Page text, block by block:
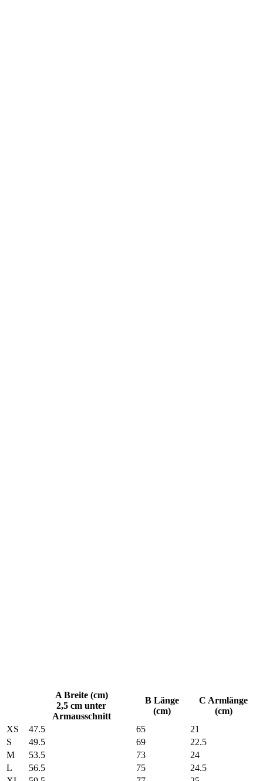
A Breite (cm)
2,5 cm unter
Armausschnitt
B Länge
(cm)
C Armlänge
(cm)
XS
47.5 65
21
S
49.5 69
22.5
M
53.5 73
24
L
56.5 75
24.5